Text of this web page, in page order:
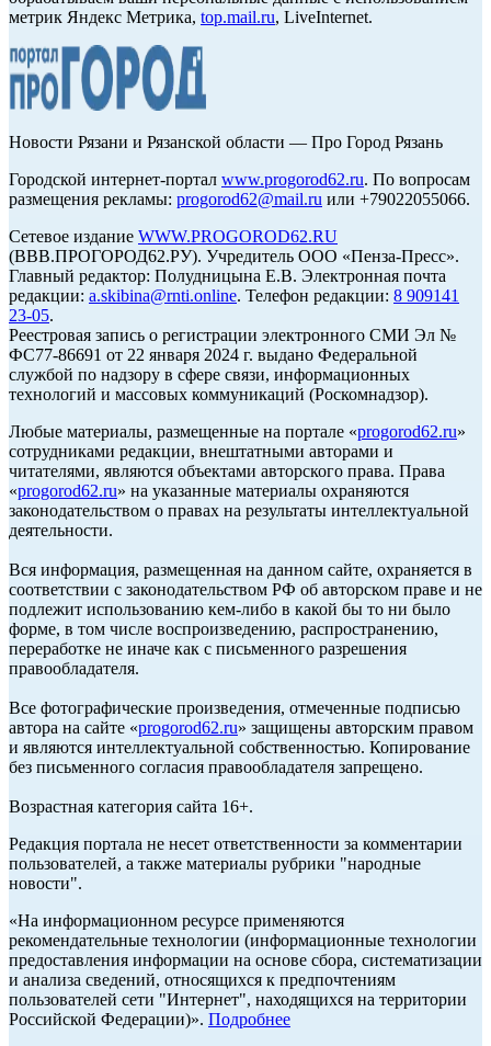
метрик Яндекс Метрика, top.mail.ru, LiveInternet.
Новости Рязани и Рязанской области — Про Город Рязань
Городской интернет-портал www.progorod62.ru. По вопросам
размещения рекламы: progorod62@mail.ru или +79022055066.
Сетевое издание WWW.PROGOROD62.RU
(ВВВ.ПРОГОРОД62.РУ). Учредитель ООО «Пенза-Пресс».
Главный редактор: Полудницына Е.В. Электронная почта
редакции: a.skibina@rnti.online. Телефон редакции: 8 909141
23-05.
Реестровая запись о регистрации электронного СМИ Эл №
ФС77-86691 от 22 января 2024 г. выдано Федеральной
службой по надзору в сфере связи, информационных
технологий и массовых коммуникаций (Роскомнадзор).
Любые материалы, размещенные на портале «progorod62.ru»
сотрудниками редакции, внештатными авторами и
читателями, являются объектами авторского права. Права
«progorod62.ru» на указанные материалы охраняются
законодательством о правах на результаты интеллектуальной
деятельности.
Вся информация, размещенная на данном сайте, охраняется в
соответствии с законодательством РФ об авторском праве и не
подлежит использованию кем-либо в какой бы то ни было
форме, в том числе воспроизведению, распространению,
переработке не иначе как с письменного разрешения
правообладателя.
Все фотографические произведения, отмеченные подписью
автора на сайте «progorod62.ru» защищены авторским правом
и являются интеллектуальной собственностью. Копирование
без письменного согласия правообладателя запрещено.
Возрастная категория сайта 16+.
Редакция портала не несет ответственности за комментарии
пользователей, а также материалы рубрики "народные
новости".
«На информационном ресурсе применяются
рекомендательные технологии (информационные технологии
предоставления информации на основе сбора, систематизации
и анализа сведений, относящихся к предпочтениям
пользователей сети "Интернет", находящихся на территории
Российской Федерации)». Подробнее